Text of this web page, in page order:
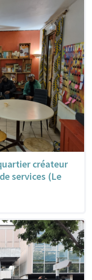
créateur
services (Le